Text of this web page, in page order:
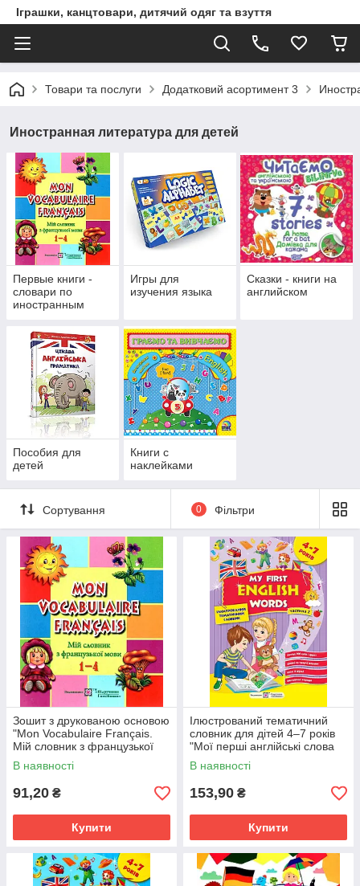
Іграшки, канцтовари, дитячий одяг та взуття
Товари та послуги Додатковий асортимент 3
Иностранная литература для детей
Первые книги -
словари по
иностранным
Игры для
изучения языка
Сказки - книги на
английском
Пособия для
детей
Книги с
наклейками
Сортування 0 Фільтри
Зошит з друкованою основою
"Mon Vocabulaire Français.
Мій словник з французької
мови" 1-4 класи
В наявності
91,20 ₴
Купити
Ілюстрований тематичний
словник для дітей 4–7 років
"Мої перші англійські слова
(частина 2)" | Підручники і
посібники
В наявності
153,90 ₴
Купити